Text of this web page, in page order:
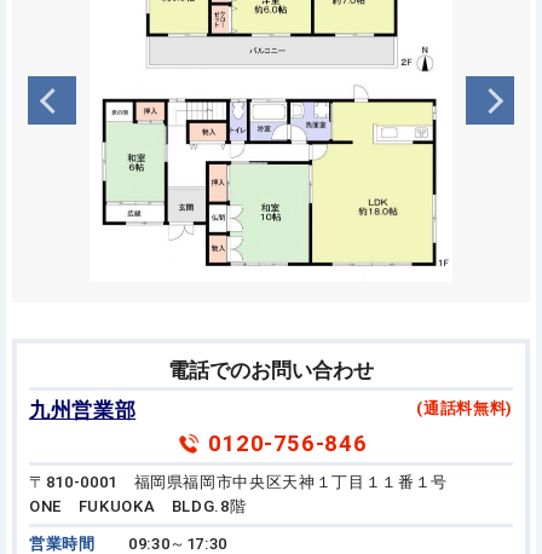
電話でのお問い合わせ
九州営業部
(通話料無料)
0120-756-846
〒810-0001 福岡県福岡市中央区天神１丁目１１番１号
ONE FUKUOKA BLDG.8階
営業時間 09:30～17:30